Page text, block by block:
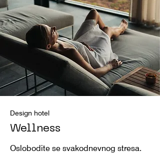
Design hotel
Wellness
Oslobodite se svakodnevnog stresa.